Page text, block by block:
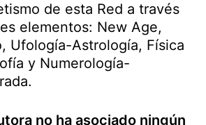
de esta Red a través
elementos: New Age,
Ufología-Astrología, Física
y Numerología-
no ha asociado ningún